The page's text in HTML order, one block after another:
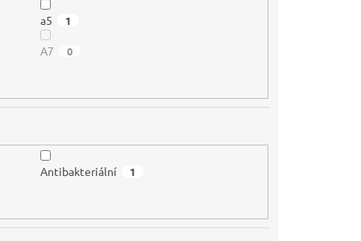
a5 1
A7 0
Antibakteriální 1